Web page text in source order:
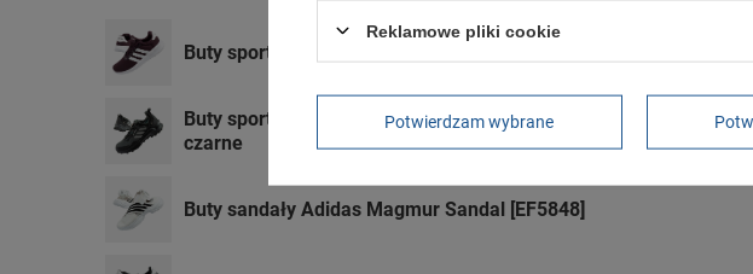
Buty sportowe Adidas Lite Racer [GX6741]
Buty sportowe damskie trekkingowe Adidas Terrex AX4 r.38,5
czarne
Buty sandały Adidas Magmur Sandal [EF5848]
Reklamowe pliki cookie
Potwierdzam wybrane